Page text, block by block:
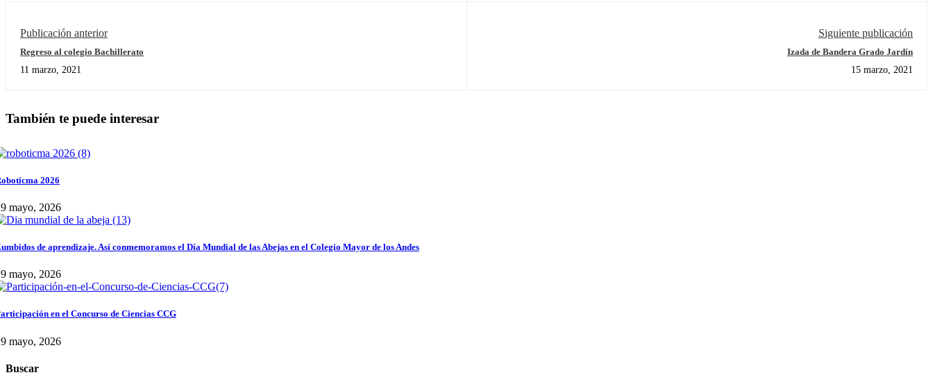
Publicación anterior
Regreso al colegio Bachillerato
11 marzo, 2021
Siguiente publicación
Izada de Bandera Grado Jardín
15 marzo, 2021
También te puede interesar
2026
mayo, 2026
de aprendizaje. Así conmemoramos el Día Mundial de las Abejas en el Colegio Mayor de los Andes
mayo, 2026
en el Concurso de Ciencias CCG
mayo, 2026
Buscar